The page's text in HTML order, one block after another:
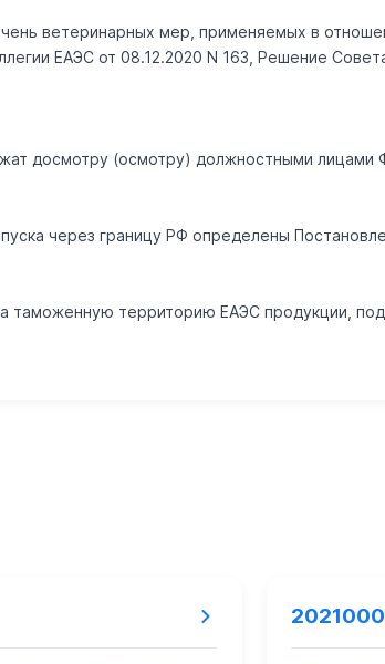
ветеринарных мер, применяемых в
ЕАЭС от 08.12.2020 N 163, Решение Совета
досмотру (осмотру) должностными
через границу РФ определены
таможенную территорию ЕАЭС продукции,